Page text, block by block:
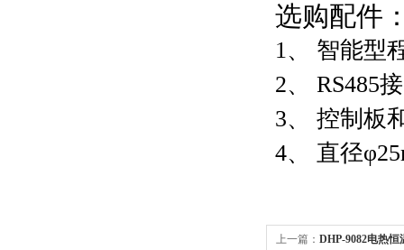
选购
1、 智能型
2、 RS485
3、 控制板
4、 直径
上一篇： DHP-9082电热